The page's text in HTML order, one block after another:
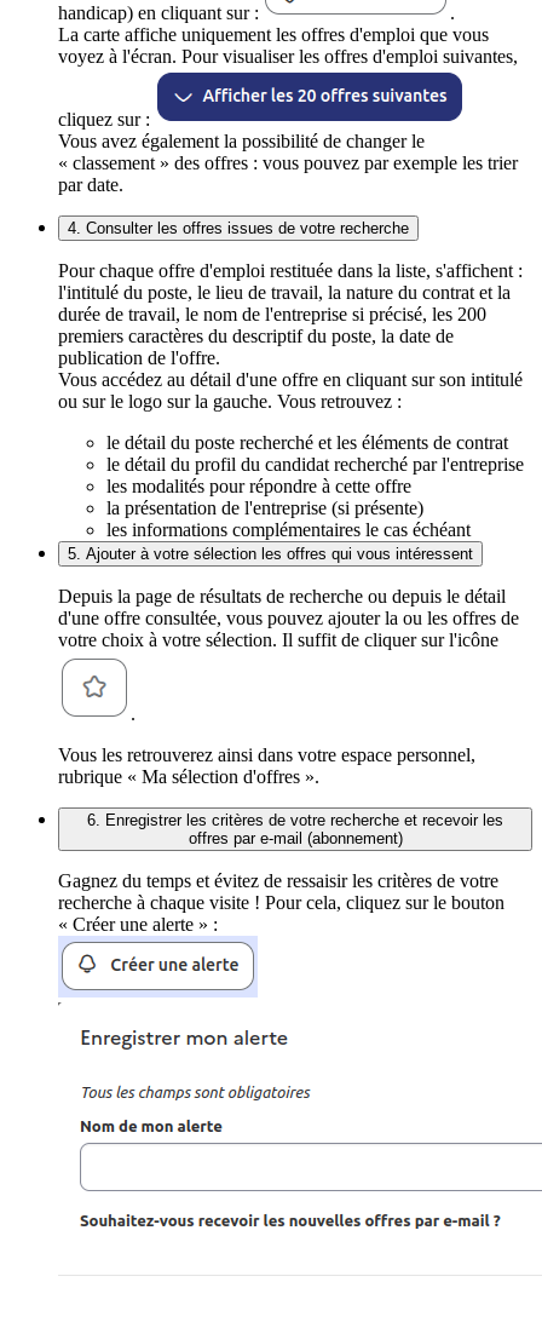
handicap) en cliquant sur :
.
La carte affiche uniquement les offres d'emploi que vous
voyez à l'écran. Pour visualiser les offres d'emploi suivantes,
cliquez sur :
Vous avez également la possibilité de changer le
« classement » des offres : vous pouvez par exemple les trier
par date.
4. Consulter les offres issues de votre recherche
Pour chaque offre d'emploi restituée dans la liste, s'affichent :
l'intitulé du poste, le lieu de travail, la nature du contrat et la
durée de travail, le nom de l'entreprise si précisé, les 200
premiers caractères du descriptif du poste, la date de
publication de l'offre.
Vous accédez au détail d'une offre en cliquant sur son intitulé
ou sur le logo sur la gauche. Vous retrouvez :
le détail du poste recherché et les éléments de contrat
le détail du profil du candidat recherché par l'entreprise
les modalités pour répondre à cette offre
la présentation de l'entreprise (si présente)
les informations complémentaires le cas échéant
5. Ajouter à votre sélection les offres qui vous intéressent
Depuis la page de résultats de recherche ou depuis le détail
d'une offre consultée, vous pouvez ajouter la ou les offres de
votre choix à votre sélection. Il suffit de cliquer sur l'icône
.
Vous les retrouverez ainsi dans votre espace personnel,
rubrique « Ma sélection d'offres ».
6. Enregistrer les critères de votre recherche et recevoir les
offres par e-mail (abonnement)
Gagnez du temps et évitez de ressaisir les critères de votre
recherche à chaque visite ! Pour cela, cliquez sur le bouton
« Créer une alerte » :